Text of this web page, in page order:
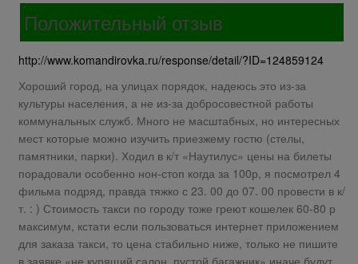
Положительный отзыв
http://www.komandirovka.ru/response/detail/?ID=124859124
Хороший город, на улицах порядок, надеюсь это из-за
культуры населения, а не из-за добросовестной работы
коммунальных служб. Много не масштабных, но интересных
мест которые можно изучить приезжему гостю (стелы,
памятники, парки). Ходил в к/т «Наутилус» цены на билеты
порадовали особенно нон-стоп когда за 100р, я посмотрел 4
фильма подряд, правда тяжко с 23. 00 до 07. 00 провести в к/
т. : ) Стоимость такси по городу тоже греют кошелек 60-80 р
максимум, кстати если пользоваться интернет приложением
для заказа такси, то цена стабильно ниже, только не пишите
в заявке «не курящий салон, пустой багажник» иначе будут